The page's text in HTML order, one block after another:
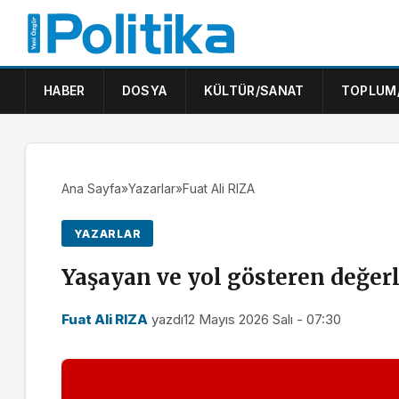
HABER DOSYA KÜLTÜR/SANAT
Ana Sayfa»Yazarlar»Fuat Ali RIZA
YAZARLAR
Yaşayan ve yol gösteren
Fuat Ali RIZA yazdı12 Mayıs 2026 Salı - 07:30